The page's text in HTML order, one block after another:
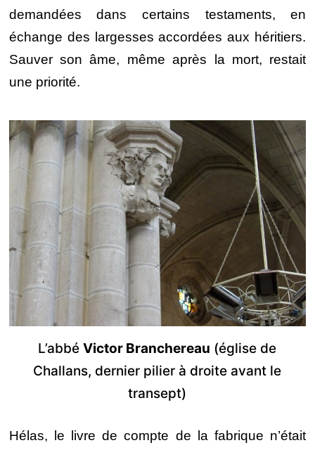
demandées dans certains testaments, en
échange des largesses accordées aux héritiers.
Sauver son âme, même après la mort, restait
une priorité.
L’abbéVictor Branchereau (église de
Challans, dernier pilier à droite avant le
transept)
Hélas, le livre de compte de la fabrique n’était